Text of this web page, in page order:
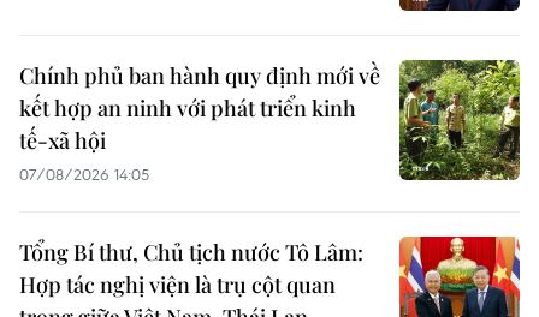
Chính phủ ban hành quy định mới về
kết hợp an ninh với phát triển kinh
tế-xã hội
07/08/2026 14:05
Tổng Bí thư, Chủ tịch nước Tô Lâm:
Hợp tác nghị viện là trụ cột quan